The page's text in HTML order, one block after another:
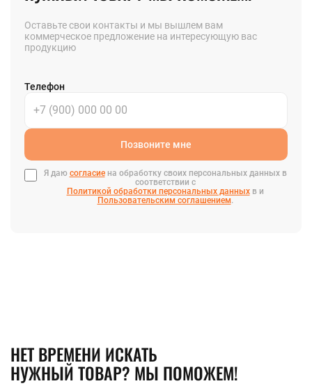
Оставьте свои контакты и мы вышлем вам
коммерческое предложение на интересующую вас
продукцию
Телефон
Позвоните мне
Я даю согласиена обработку своих персональных данных в
соответствии с
Политикой обработки персональных данныхв и
Пользовательским соглашением.
НЕТ ВРЕМЕНИ ИСКАТЬ
НУЖНЫЙ ТОВАР? МЫ ПОМОЖЕМ!